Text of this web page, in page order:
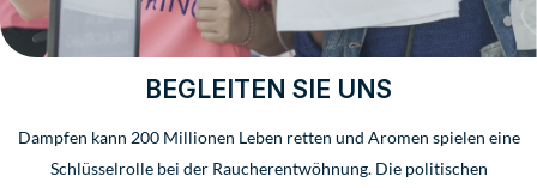
BEGLEITEN SIE UNS
Dampfen kann 200 Millionen Leben retten und Aromen spielen eine
Schlüsselrolle bei der Raucherentwöhnung. Die politischen